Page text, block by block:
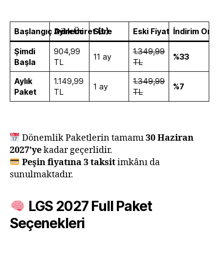
Başlangıç Dönemi
Aylık Ücret (₺)
Süre Eski Fiyat İndirim
Şimdi
Başla
904,99
TL
11 ay
1.349,99
TL
%33
Aylık
Paket
1.149,99
TL
1 ay
1.349,99
TL
%7
Dönemlik Paketlerin tamamı30 Haziran
2027’yekadar geçerlidir.
Peşin fiyatına 3 taksitimkânı da
sunulmaktadır.
LGS 2027 Full Paket
Seçenekleri